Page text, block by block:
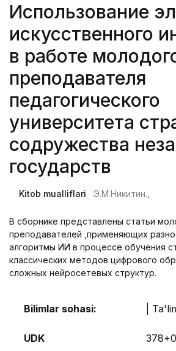
Использование
искусственного
в работе
преподавателя
педагогического
университета
содружества
государств
Kitob mualliflari Э.М.Никитин.,
В сборнике представлены статьи
преподавателей ,применяющих
алгоритмы ИИ в процессе обучения
классических методов цифрового
сложных нейросетевых структур.
Bilimlar sohasi: |
UDK